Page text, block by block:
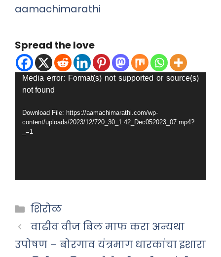
aamachimarathi
Spread the love
Video
Player
Media error: Format(s) not supported or source(s)
not found
Download File: https://aamachimarathi.com/wp-
content/uploads/2023/12/720_30_1.42_Dec052023_07.mp4?
_=1
Categories
शिरोळ
वाढीव वीज बिल माफ करा अन्यथा
उपोषण – बोरगाव यंत्रमाग धारकांचा इशारा